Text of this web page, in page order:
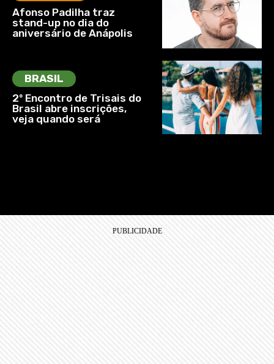
Afonso Padilha traz
stand-up no dia do
aniversário de Anápolis
BRASIL
2º Encontro de Trisais do
Brasil abre inscrições,
veja quando será